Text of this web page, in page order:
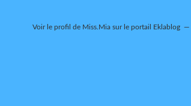
Voir le profil de Miss.Mia sur le portail Eklablog